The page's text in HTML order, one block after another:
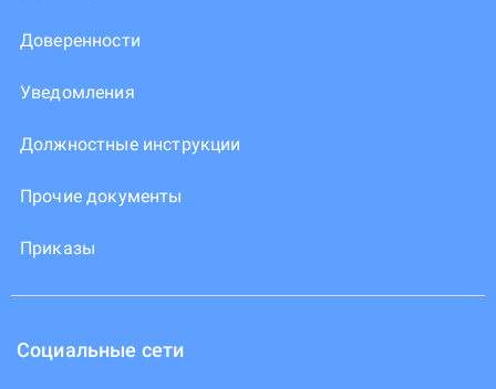
Доверенности
Уведомления
Должностные инструкции
Прочие документы
Приказы
Социальные сети